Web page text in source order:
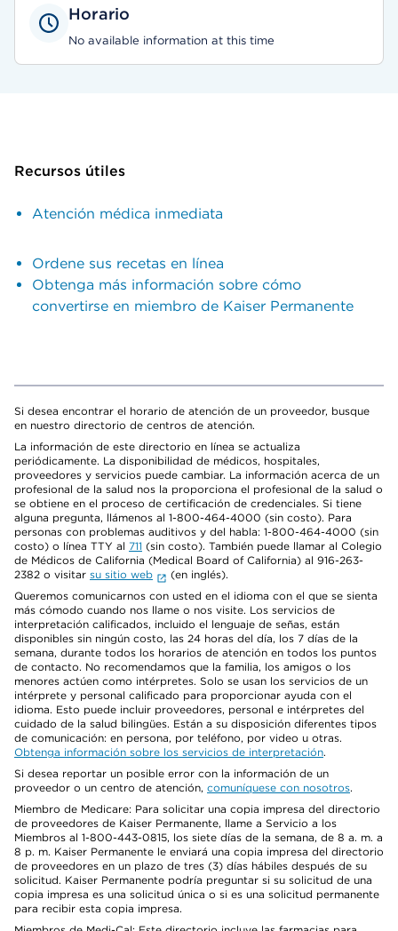
Horario
No available information at this time
Recursos útiles
Atención médica inmediata
Ordene sus recetas en línea
Obtenga más información sobre cómo
convertirse en miembro de Kaiser Permanente
Si desea encontrar el horario de atención de un proveedor, busque
en nuestro directorio de centros de atención.
La información de este directorio en línea se actualiza
periódicamente. La disponibilidad de médicos, hospitales,
proveedores y servicios puede cambiar. La información acerca de un
profesional de la salud nos la proporciona el profesional de la salud o
se obtiene en el proceso de certificación de credenciales. Si tiene
alguna pregunta, llámenos al 1-800-464-4000 (sin costo). Para
personas con problemas auditivos y del habla: 1-800-464-4000 (sin
costo) o línea TTY al 711 (sin costo). También puede llamar al Colegio
de Médicos de California (Medical Board of California) al 916-263-
2382 o visitar su sitio web
(en inglés).
Queremos comunicarnos con usted en el idioma con el que se sienta
más cómodo cuando nos llame o nos visite. Los servicios de
interpretación calificados, incluido el lenguaje de señas, están
disponibles sin ningún costo, las 24 horas del día, los 7 días de la
semana, durante todos los horarios de atención en todos los puntos
de contacto. No recomendamos que la familia, los amigos o los
menores actúen como intérpretes. Solo se usan los servicios de un
intérprete y personal calificado para proporcionar ayuda con el
idioma. Esto puede incluir proveedores, personal e intérpretes del
cuidado de la salud bilingües. Están a su disposición diferentes tipos
de comunicación: en persona, por teléfono, por video u otras.
Obtenga información sobre los servicios de interpretación.
Si desea reportar un posible error con la información de un
proveedor o un centro de atención, comuníquese con nosotros.
Miembro de Medicare: Para solicitar una copia impresa del directorio
de proveedores de Kaiser Permanente, llame a Servicio a los
Miembros al 1-800-443-0815, los siete días de la semana, de 8 a. m. a
8 p. m. Kaiser Permanente le enviará una copia impresa del directorio
de proveedores en un plazo de tres (3) días hábiles después de su
solicitud. Kaiser Permanente podría preguntar si su solicitud de una
copia impresa es una solicitud única o si es una solicitud permanente
para recibir esta copia impresa.